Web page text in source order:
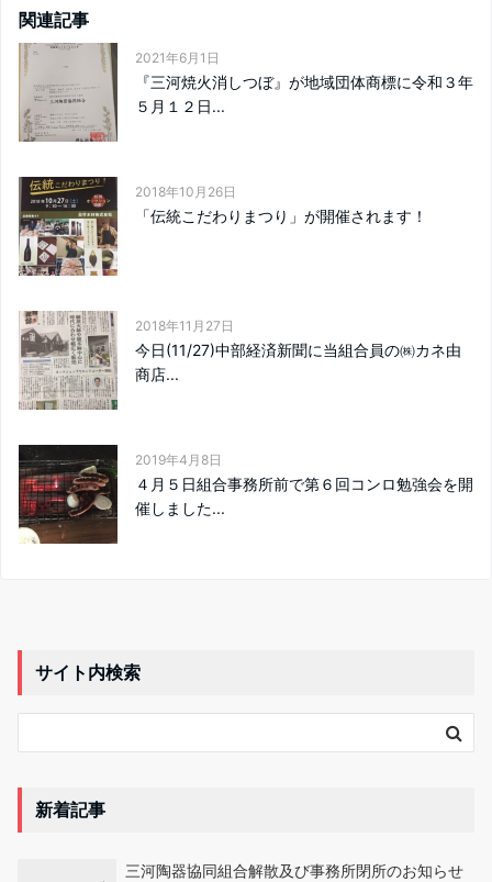
関連記事
2021年6月1日
『三河焼火消しつぼ』が地域団体商標に令和３年
５月１２日...
2018年10月26日
「伝統こだわりまつり」が開催されます！
2018年11月27日
今日(11/27)中部経済新聞に当組合員の㈱カネ由
商店...
2019年4月8日
４月５日組合事務所前で第６回コンロ勉強会を開
催しました...
サイト内検索
新着記事
三河陶器協同組合解散及び事務所閉所のお知らせ